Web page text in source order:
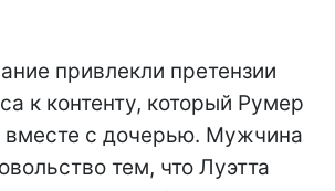
привлекли претензии
к контенту, который Румер
вместе с дочерью. Мужчина
тем, что Луэтта